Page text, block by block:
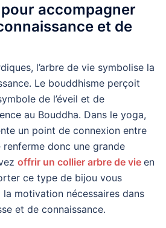
pour accompagner
et de
l’arbre de vie symbolise la
Le bouddhisme perçoit
de l’éveil et de
au Bouddha. Dans le yoga,
un point de connexion entre
donc une grande
offrir un collier arbre de vie en
ce type de bijou vous
motivation nécessaires dans
et de connaissance.